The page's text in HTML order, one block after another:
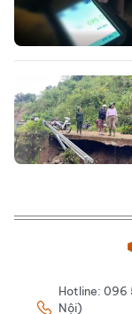
Hotline: 096
Nội)